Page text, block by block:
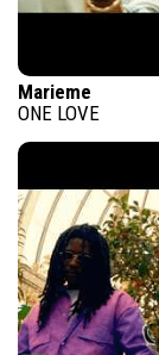
Marieme
ONE LOVE